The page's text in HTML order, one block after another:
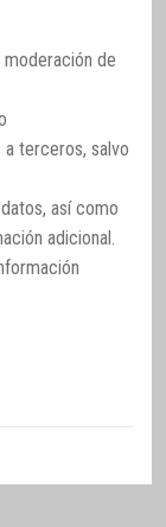
de
terceros, salvo
así como
adicional.